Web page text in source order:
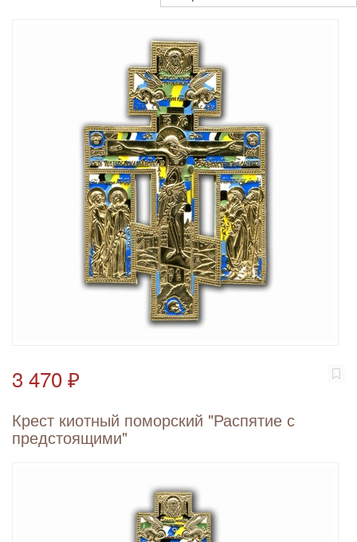
3 470 ₽
Крест киотный поморский "Распятие с
предстоящими"